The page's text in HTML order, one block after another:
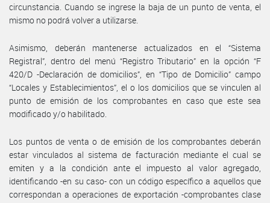
circunstancia. Cuando se ingrese la baja de un punto de venta, el
mismo no podrá volver a utilizarse.
Asimismo, deberán mantenerse actualizados en el “Sistema
Registral”, dentro del menú “Registro Tributario” en la opción “F
420/D -Declaración de domicilios”, en “Tipo de Domicilio” campo
“Locales y Establecimientos”, el o los domicilios que se vinculen al
punto de emisión de los comprobantes en caso que este sea
modificado y/o habilitado.
Los puntos de venta o de emisión de los comprobantes deberán
estar vinculados al sistema de facturación mediante el cual se
emiten y a la condición ante el impuesto al valor agregado,
identificando -en su caso- con un código específico a aquellos que
correspondan a operaciones de exportación -comprobantes clase